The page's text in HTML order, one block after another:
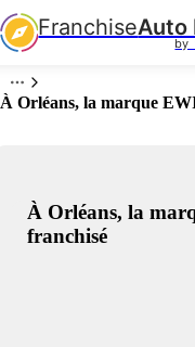
FranchiseAuto
by
À Orléans, la marque
À Orléans, la
franchisé